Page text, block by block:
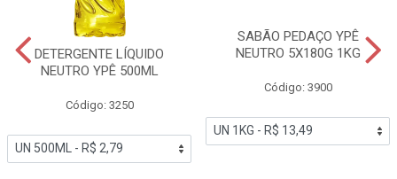
DETERGENTE LÍQUIDO
NEUTRO YPÊ 500ML
Código: 3250
SABÃO PEDAÇO YPÊ
NEUTRO 5X180G 1KG
Código: 3900